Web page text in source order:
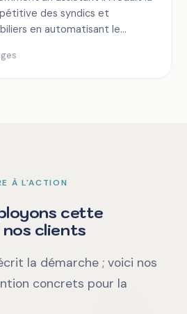
des syndics et
en automatisant le
les 8 typologies de
réel sur votre
À L'ACTION
cette
clients
la démarche ; voici nos
concrets pour la